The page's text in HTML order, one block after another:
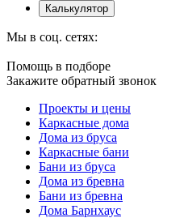
Калькулятор
Мы в соц. сетях:
Помощь в подборе
Закажите обратный звонок
Проекты и цены
Каркасные дома
Дома из бруса
Каркасные бани
Бани из бруса
Дома из бревна
Бани из бревна
Дома Барнхаус